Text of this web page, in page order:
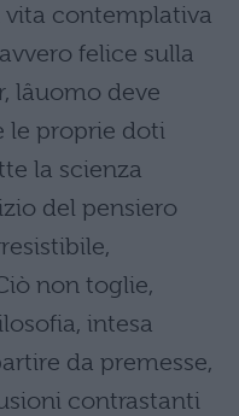
vita contemplativa
felice sulla
deve
le proprie doti
la scienza
del pensiero
non toglie,
intesa
da premesse,
contrastanti